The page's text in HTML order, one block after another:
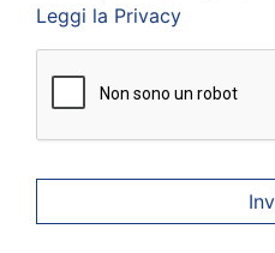
Leggi la Privacy